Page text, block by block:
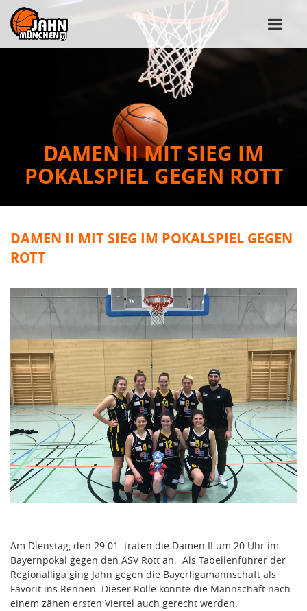
DAMEN II MIT SIEG IM
POKALSPIEL GEGEN ROTT
DAMEN II MIT SIEG IM POKALSPIEL GEGEN
ROTT
Am Dienstag, den 29.01. traten die Damen II um 20 Uhr im
Bayernpokal gegen den ASV Rott an. Als Tabellenführer der
Regionalliga ging Jahn gegen die Bayerligamannschaft als
Favorit ins Rennen. Dieser Rolle konnte die Mannschaft nach
einem zähen ersten Viertel auch gerecht werden.